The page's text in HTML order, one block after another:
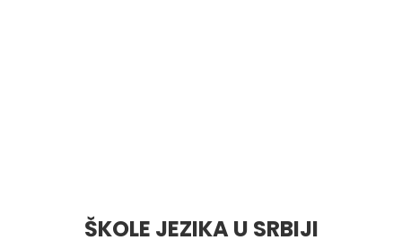
ŠKOLE JEZIKA U SRBIJI